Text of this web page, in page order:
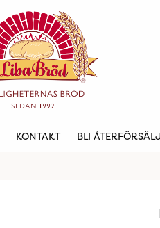
KONTAKT BLI